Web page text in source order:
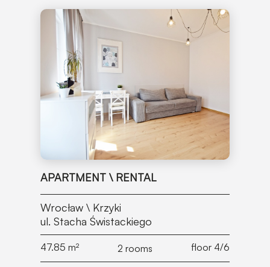
APARTMENT \ RENTAL
Wrocław \ Krzyki
ul. Stacha Świstackiego
47.85 m² 2 rooms floor 4/6